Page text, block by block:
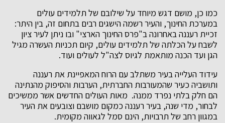
כמו כן, מושם דגש מיוחד על שילובם של תלמידים עולים
במערכת החינוך, והעיר רשמה הישגים רבים בתחום זה, בין היתר:
זכיית רעננה באחרונה ב"פרס החינוך הארצי" ובו ניתן לעיר ציון
לשבח על הכלתה של תלמידים עולים, קיום תכניות העשרה מגיל
הגן ועד הכנה מותאמת לגיוס לצה"ל לעולים ועוד.
עידוד העלייה בעיר משתלב עם הרוח המאפיינת את רעננה
ותושביה כעיר שהמעורבות החברתית, הערבות והסיפוק מהנתינה
הם חלק בלתי נפרד ממנה. מאות העולים החדשים אשר ממשיכים
לבחור, מדי שנה, בעיר רעננה כמקום מושבם וצובעים את העיר
במגוון רחב של תרבויות, הינם סמל לגאווה מקומית.